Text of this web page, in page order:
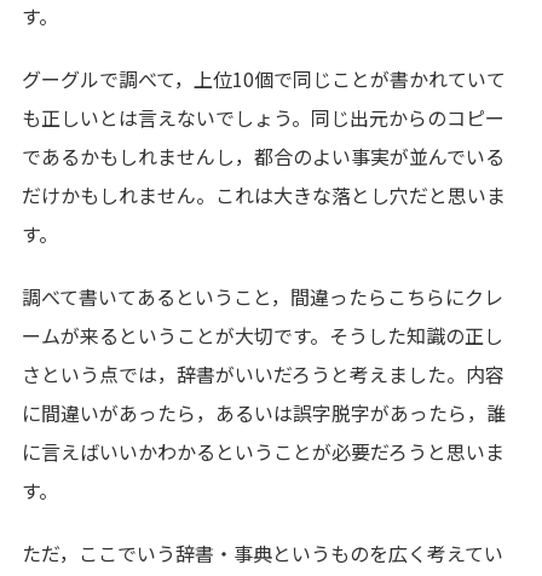
す。
グーグルで調べて，上位10個で同じことが書かれていて
も正しいとは言えないでしょう。同じ出元からのコピー
であるかもしれませんし，都合のよい事実が並んでいる
だけかもしれません。これは大きな落とし穴だと思いま
す。
調べて書いてあるということ，間違ったらこちらにクレ
ームが来るということが大切です。そうした知識の正し
さという点では，辞書がいいだろうと考えました。内容
に間違いがあったら，あるいは誤字脱字があったら，誰
に言えばいいかわかるということが必要だろうと思いま
す。
ただ，ここでいう辞書・事典というものを広く考えてい